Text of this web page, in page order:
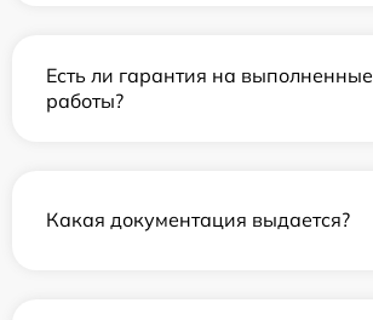
Есть ли гарантия на выполненные
работы?
Какая документация выдается?